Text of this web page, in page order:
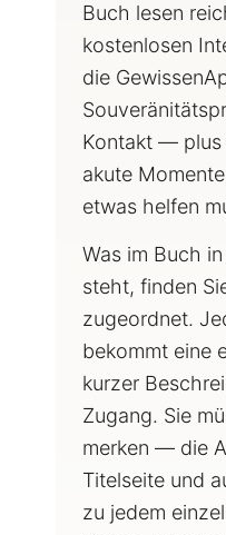
Buch lesen
kostenlosen
die
Kontakt — plus
akute
etwas helfen
Was im Buch
steht, finden
zugeordnet.
bekommt eine
kurzer
Zugang. Sie
merken — die
Titelseite und
zu jedem